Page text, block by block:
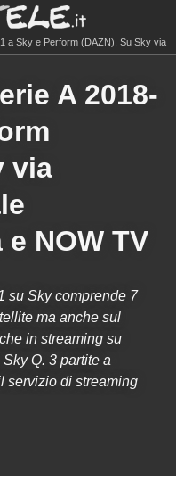
a Sky e Perform (DAZN). Su Sky via
A 2018-
via
NOW TV
su Sky comprende 7
ma anche sul
in streaming su
Q. 3 partite a
servizio di streaming